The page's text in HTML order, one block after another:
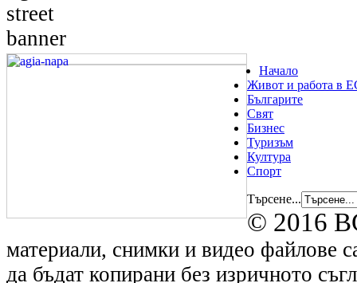
Начало
Живот и работа в
Българите
Свят
Бизнес
Туризъм
Култура
Спорт
Търсене...
© 2016
материали, снимки и видео файлове
да бъдат копирани без изричното